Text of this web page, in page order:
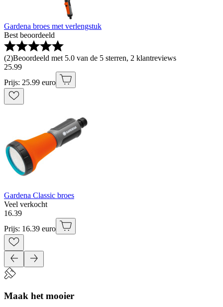
Gardena broes met verlengstuk
Best beoordeeld
(2)Beoordeeld met 5.0 van de 5 sterren, 2 klantreviews
25.99
Prijs: 25.99 euro
Gardena Classic broes
Veel verkocht
16.39
Prijs: 16.39 euro
Maak het mooier